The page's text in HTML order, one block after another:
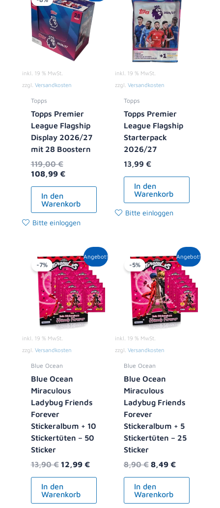
inkl. 19 % MwSt.
zzgl. Versandkosten
Topps
Topps Premier
League Flagship
Display 2026/27
mit 28 Boostern
119,00€
war:
119,00 €
108,99 €
ist:
108,99 €.
In den
Warenkorb
Bitte einloggen
inkl. 19 % MwSt.
zzgl. Versandkosten
Topps
Topps Premier
League Flagship
Starterpack
2026/27
13,99 €
In den
Warenkorb
Bitte einloggen
Angebot!
-7%
inkl. 19 % MwSt.
zzgl. Versandkosten
Blue Ocean
Blue Ocean
Miraculous
Ladybug Friends
Forever
Stickeralbum + 10
Stickertüten – 50
Sticker
13,90€
Ursprünglicher
Preis
war:
13,90 €
12,99 €
Aktueller
Preis
ist:
12,99 €.
In den
Warenkorb
Angebot!
-5%
inkl. 19 % MwSt.
zzgl. Versandkosten
Blue Ocean
Blue Ocean
Miraculous
Ladybug Friends
Forever
Stickeralbum + 5
Stickertüten – 25
Sticker
8,90€
Ursprünglicher
Preis
war:
8,90 €
8,49 €
Aktueller
Preis
ist:
8,49 €.
In den
Warenkorb